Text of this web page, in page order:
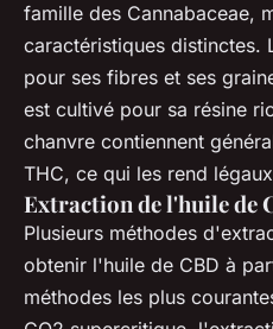
famille des Cannabaceae,
caractéristiques distinctes.
pour ses fibres et ses
est cultivé pour sa résine
chanvre contiennent
THC, ce qui les rend
Extraction de l'huile de
Plusieurs méthodes
obtenir l'huile de CBD à
méthodes les plus